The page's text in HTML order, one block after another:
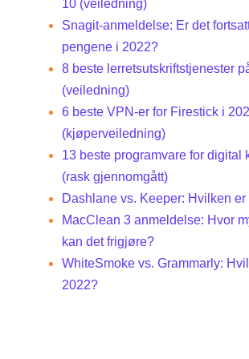
10 (veiledning)
Snagit-anmeldelse: Er det
pengene i 2022?
8 beste lerretsutskriftstjenester
(veiledning)
6 beste VPN-er for Firestick i
(kjøperveiledning)
13 beste programvare for digital
(rask gjennomgått)
Dashlane vs. Keeper: Hvilken
MacClean 3 anmeldelse: Hvor
kan det frigjøre?
WhiteSmoke vs. Grammarly:
2022?